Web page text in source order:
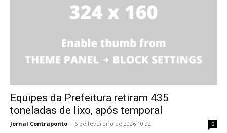
Equipes da Prefeitura retiram 435
toneladas de lixo, após temporal
Jornal Contraponto - 6 de fevereiro de 2026 10:22 0